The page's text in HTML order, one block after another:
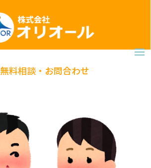
無料相談・お問合わせ